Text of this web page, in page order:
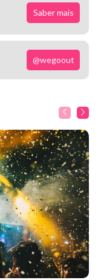
Saber mais
@wegoout